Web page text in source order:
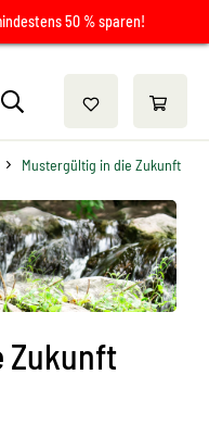
50 % sparen!
Mustergültig in die Zukunft
Zukunft